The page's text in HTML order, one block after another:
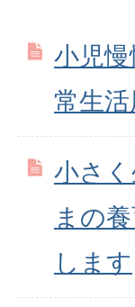
小児慢
常生
小さ
まの
します